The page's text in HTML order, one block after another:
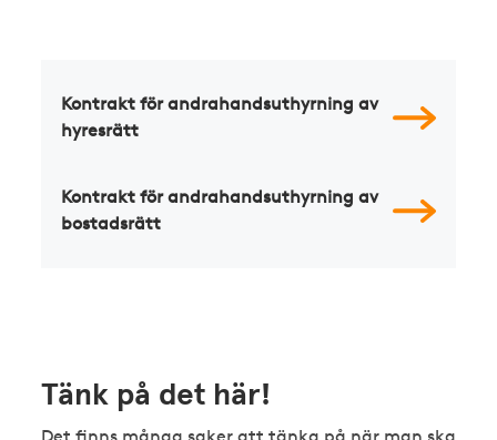
Kontrakt för andrahandsuthyrning av
hyresrätt
Kontrakt för andrahandsuthyrning av
bostadsrätt
Tänk på det här!